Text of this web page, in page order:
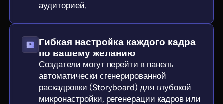
аудиторией.
Гибкая настройка каждого кадра
по вашему желанию
Создатели могут перейти в панель
автоматически сгенерированной
раскадровки (Storyboard) для глубокой
микронастройки, регенерации кадров или